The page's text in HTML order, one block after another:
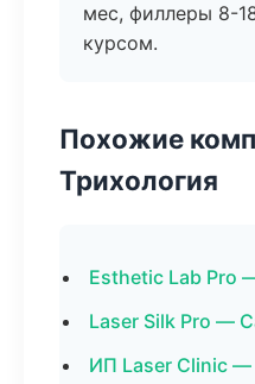
мес, филлеры 8-
курсом.
Похожие
Трихология
Esthetic Lab Pro
Laser Silk Pro —
ИП Laser Clinic